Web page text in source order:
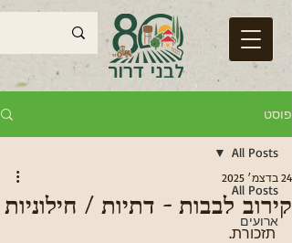
פוסט
All Posts
ארועים
All Posts
קירוב לבבות - דתיות / חילוניות
24 בדצמ׳ 2025
תזכורת.